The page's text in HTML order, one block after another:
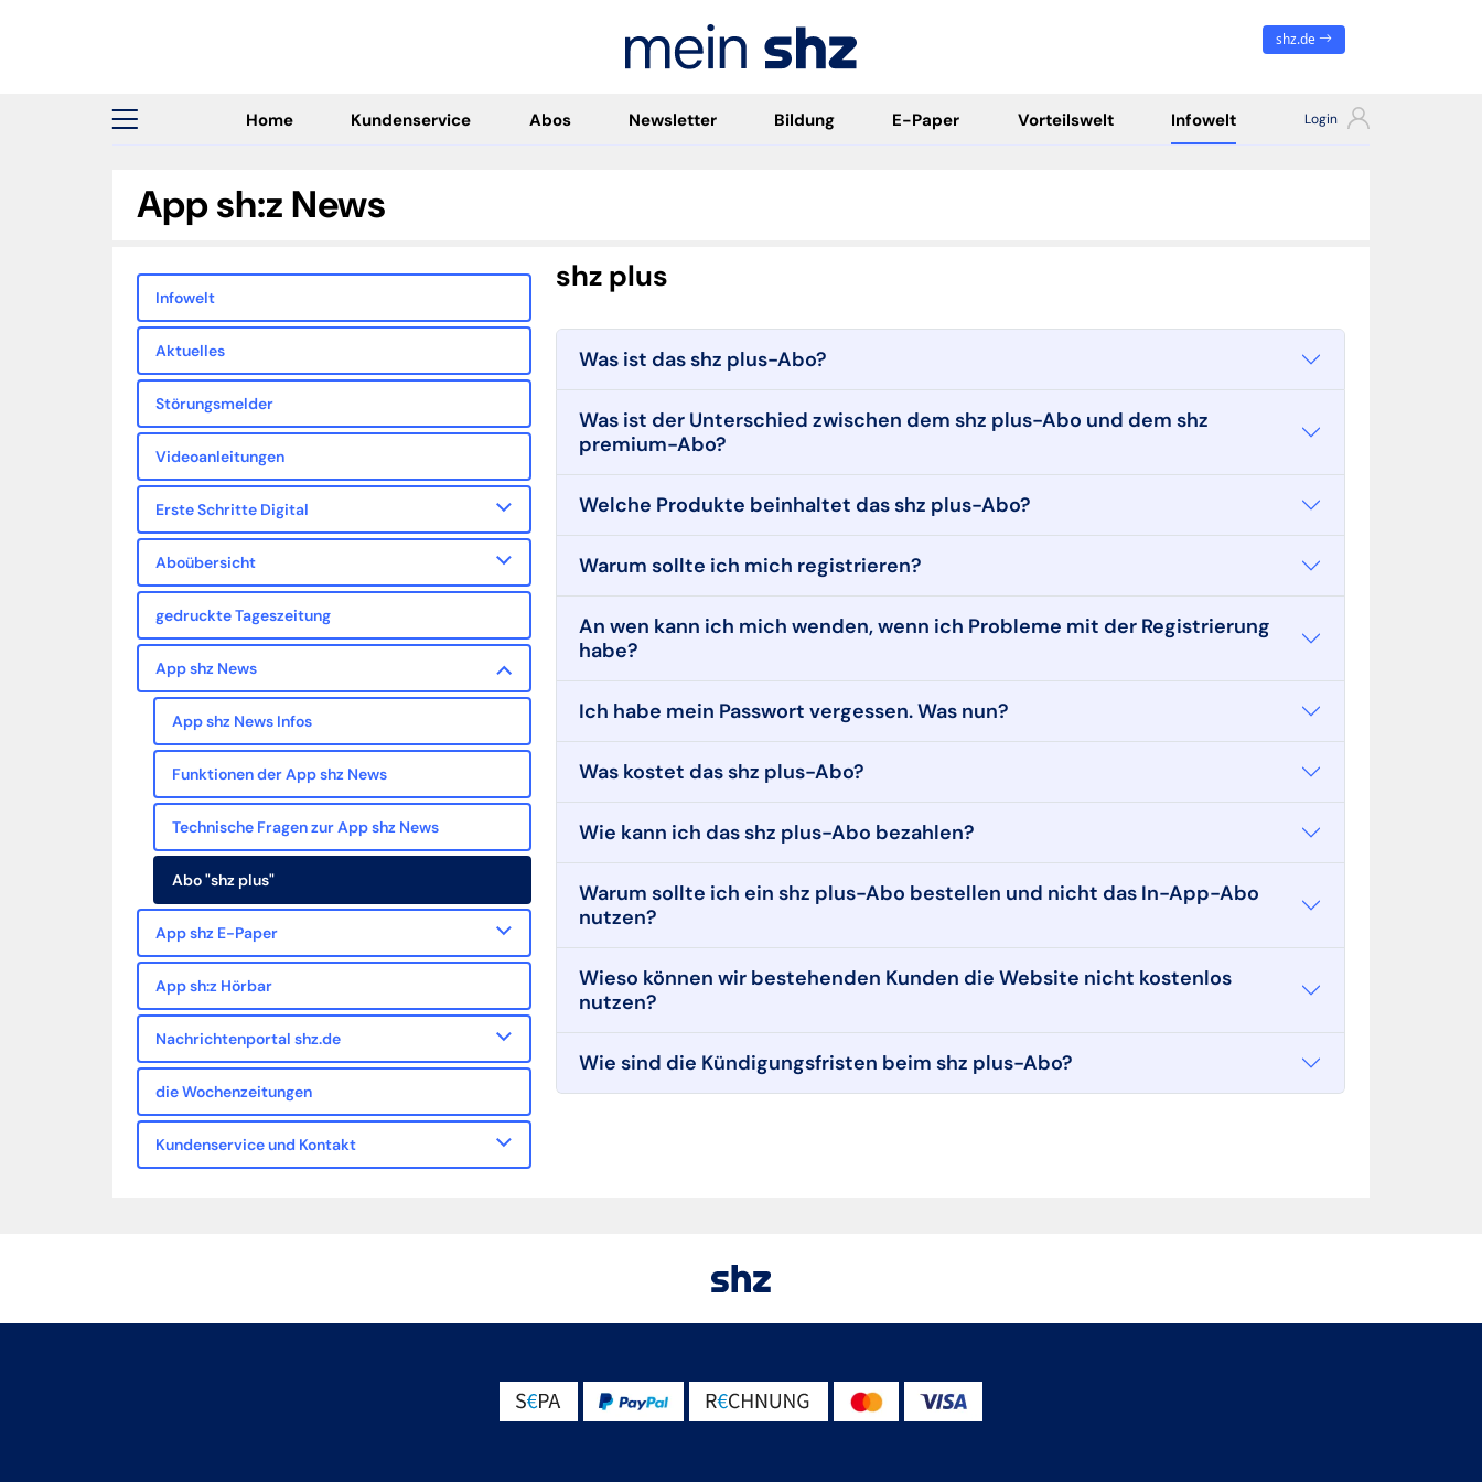
shz.de
Home Kundenservice Abos Newsletter Bildung E-Paper Vorteilswelt Infowelt
App sh:z News
Infowelt
Aktuelles
Störungsmelder
Videoanleitungen
Erste Schritte Digital
Aboübersicht
gedruckte Tageszeitung
App shz News
App shz News Infos
Funktionen der App shz News
Technische Fragen zur App shz News
Abo "shz plus"
App shz E-Paper
App sh:z Hörbar
Nachrichtenportal shz.de
die Wochenzeitungen
Kundenservice und Kontakt
shz plus
Was ist das shz plus-Abo?
Was ist der Unterschied zwischen dem shz plus-Abo und dem shz
premium-Abo?
Welche Produkte beinhaltet das shz plus-Abo?
Warum sollte ich mich registrieren?
An wen kann ich mich wenden, wenn ich Probleme mit der Registrierung
habe?
Ich habe mein Passwort vergessen. Was nun?
Was kostet das shz plus-Abo?
Wie kann ich das shz plus-Abo bezahlen?
Warum sollte ich ein shz plus-Abo bestellen und nicht das In-App-Abo
nutzen?
Wieso können wir bestehenden Kunden die Website nicht kostenlos
nutzen?
Wie sind die Kündigungsfristen beim shz plus-Abo?